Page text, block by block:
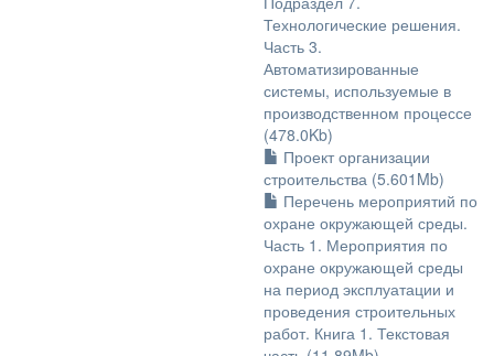
Технологические решения.
Часть 3.
Автоматизированные
системы, используемые в
производственном процессе
(478.0Kb)
Проект организации
строительства (5.601Mb)
Перечень мероприятий по
охране окружающей среды.
Часть 1. Мероприятия по
охране окружающей среды
на период эксплуатации и
проведения строительных
работ. Книга 1. Текстовая